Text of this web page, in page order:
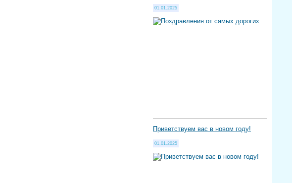
01.01.2025
Приветствуем вас в новом году!
01.01.2025